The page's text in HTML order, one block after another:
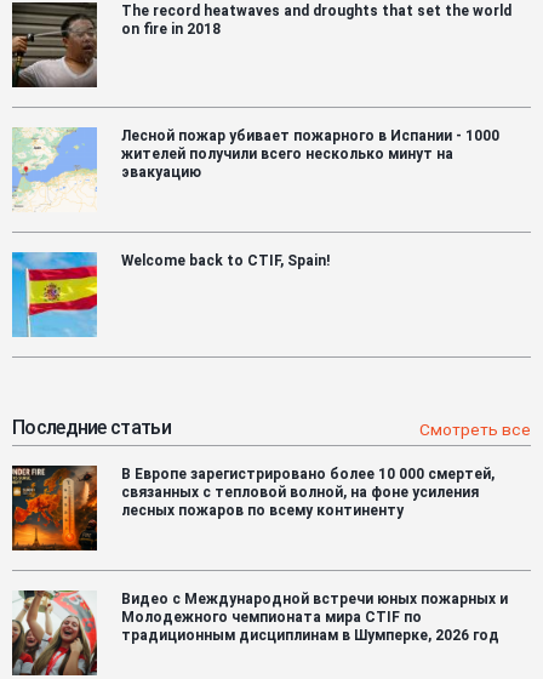
The record heatwaves and droughts that set the world
on fire in 2018
Лесной пожар убивает пожарного в Испании - 1000
жителей получили всего несколько минут на
эвакуацию
Welcome back to CTIF, Spain!
Последние статьи Смотреть все
В Европе зарегистрировано более 10 000 смертей,
связанных с тепловой волной, на фоне усиления
лесных пожаров по всему континенту
Видео с Международной встречи юных пожарных и
Молодежного чемпионата мира CTIF по
традиционным дисциплинам в Шумперке, 2026 год